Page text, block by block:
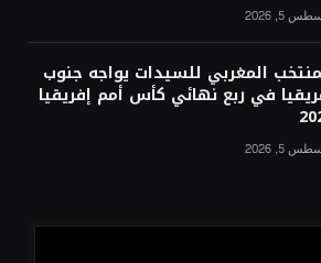
5, 2026
المغربي للسيدات يواجه جنوب
في ربع نهائي كأس أمم إفريقيا
5, 2026